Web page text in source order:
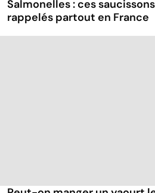
Salmonelles : ces
rappelés partout en France